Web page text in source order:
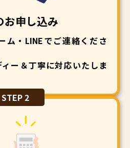
お申し込み
ム・LINEでご連絡くださ
ー＆丁寧に対応いたしま
STEP 2